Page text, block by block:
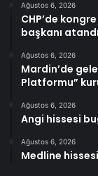
Ağustos 6, 2026
CHP’de
başkanı atandı
Ağustos 6, 2026
Mardin’de
Platformu”
Ağustos 6, 2026
Angi hissesi
Ağustos 6, 2026
Medline